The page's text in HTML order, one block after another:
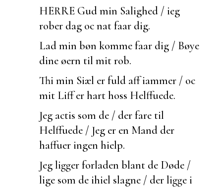
HERRE Gud min Salighed / ieg
rober dag oc nat faar dig.
Lad min bøn komme faar dig / Bøye
dine øern til mit rob.
Thi min Siæl er fuld aff iammer / oc
mit Liff erhart hoss Helffuede.
Jeg actis som de / derfare til
Helffuede / Jeg er en Mand der
haffuer ingen hielp.
Jeg ligger forladen blant de Døde /
lige som de ihiel slagne / der ligge i